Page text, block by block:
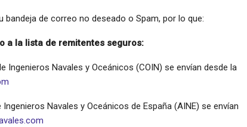
de correo no deseado o Spam, por lo que:
a la lista de remitentes seguros:
Ingenieros Navales y Oceánicos (COIN) se envían desde la
Navales y Oceánicos de España (AINE) se envían